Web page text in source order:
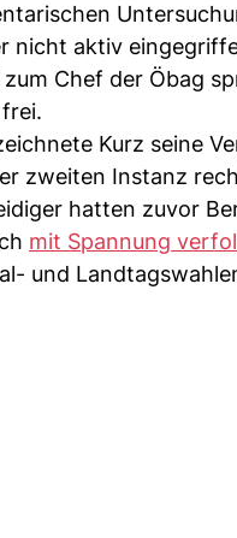
nicht aktiv
Chef der Öbag
Kurz seine
zweiten Instanz
hatten zuvor
mit Spannung
und